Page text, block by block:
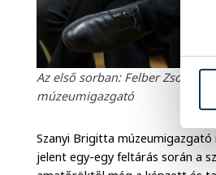
Az első sorban: Felber
múzeumigazgató
Szanyi Brigitta
jelent egy-egy feltárás során a